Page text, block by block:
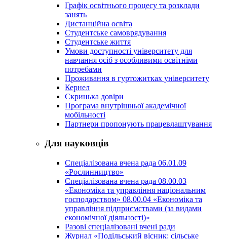
Графік освітнього процесу та розклади
занять
Дистанційна освіта
Студентське самоврядування
Студентське життя
Умови доступності університету для
навчання осіб з особливими освітніми
потребами
Проживання в гуртожитках університету
Кернел
Скринька довіри
Програма внутрішньої академічної
мобільності
Партнери пропонують працевлаштування
Для науковців
Спеціалізована вчена рада 06.01.09
«Рослинництво»
Спеціалізована вчена рада 08.00.03
«Економіка та управління національним
господарством» 08.00.04 «Економіка та
управління підприємствами (за видами
економічної діяльності)»
Разові спеціалізовані вчені ради
Журнал «Подільський вісник: сільське